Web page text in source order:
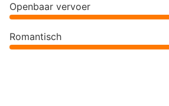
Openbaar vervoer
Romantisch